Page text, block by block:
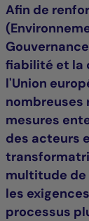
Afin de
fiabilité et la
l'Union
nombreuses
mesures
des acteurs
multitude de
les
processus